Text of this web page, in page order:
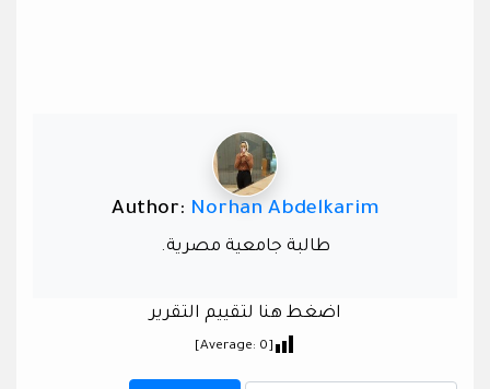
Author: Norhan Abdelkarim
طالبة جامعية مصرية.
اضغط هنا لتقييم التقرير
[Average:
0
]